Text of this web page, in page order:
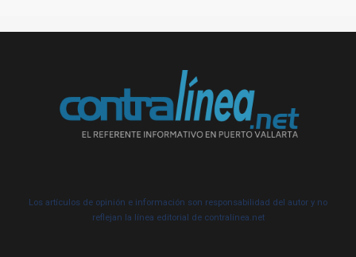
Los artículos de opinión e información son responsabilidad del autor y no
reflejan la línea editorial de contralínea.net